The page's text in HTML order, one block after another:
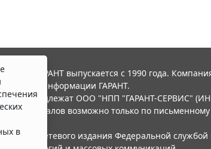
в
ГАРАНТ выпускается с 1990 года.
правовой информации ГАРАНТ.
принадлежат ООО "НПП "ГАРАНТ-СЕРВИС"
материалов возможно только по
сетевого издания Федеральной службой